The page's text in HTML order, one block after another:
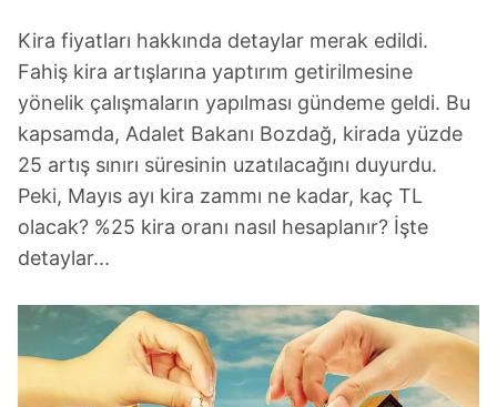
Kira fiyatları hakkında detaylar merak edildi.
Fahiş kira artışlarına yaptırım getirilmesine
yönelik çalışmaların yapılması gündeme geldi. Bu
kapsamda, Adalet Bakanı Bozdağ, kirada yüzde
25 artış sınırı süresinin uzatılacağını duyurdu.
Peki, Mayıs ayı kira zammı ne kadar, kaç TL
olacak? %25 kira oranı nasıl hesaplanır? İşte
detaylar...